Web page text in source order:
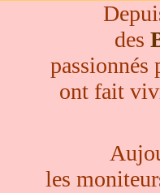
des
passionnés
ont fait
les